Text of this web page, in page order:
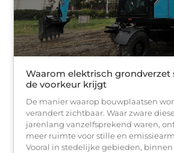
Waarom elektrisch grondverzet
de voorkeur krijgt
De manier waarop bouwplaatsen
verandert zichtbaar. Waar zware
jarenlang vanzelfsprekend waren,
meer ruimte voor stille en
Vooral in stedelijke gebieden,